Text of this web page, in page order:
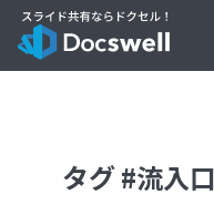
タグ #流入